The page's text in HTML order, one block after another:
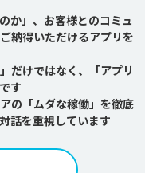
か」、お客様とのコミュ
納得いただけるアプリを
だけではなく、「アプリ
す
の「ムダな稼働」を徹底
話を重視しています